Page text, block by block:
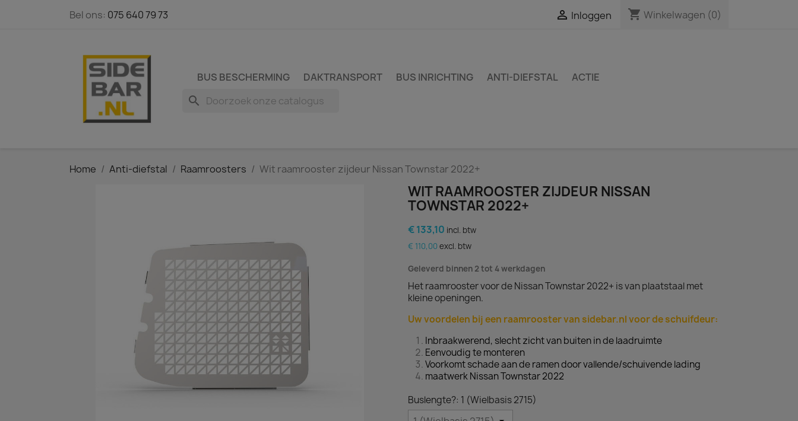
Bel ons: 075 640 79 73  Inloggen shopping_cart Winkelwagen (0)
BUS BESCHERMING DAKTRANSPORT BUS INRICHTING ANTI-DIEFSTAL ACTIE
search
Home Anti-diefstal Raamroosters Wit raamrooster zijdeur Nissan Townstar 2022+
WIT RAAMROOSTER ZIJDEUR NISSAN
TOWNSTAR 2022+
€ 133,10 incl. btw
€ 110,00 excl. btw
Geleverd binnen 2 tot 4 werkdagen
Het raamrooster voor de Nissan Townstar 2022+ is van plaatstaal met
kleine openingen.
Uw voordelen bij een raamrooster van sidebar.nl voor de schuifdeur:
Inbraakwerend, slecht zicht van buiten in de laadruimte
Eenvoudig te monteren
Voorkomt schade aan de ramen door vallende/schuivende lading
maatwerk Nissan Townstar 2022
Buslengte?: 1 (Wielbasis 2715)